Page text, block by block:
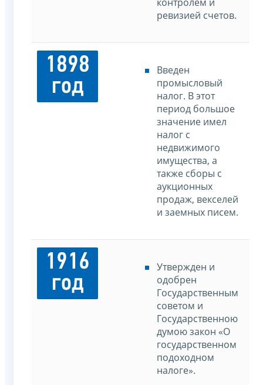
ревизией счетов.
1898
год
Введен
промысловый
налог. В этот
период большое
значение имел
налог с
недвижимого
имущества, а
также сборы с
аукционных
продаж, векселей
и заемных писем.
1916
год
Утвержден и
одобрен
Государственным
советом и
Государственною
думою закон «О
государственном
подоходном
налоге».